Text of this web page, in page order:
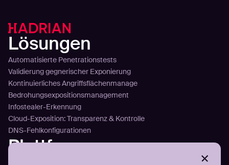
Lösungen
Automatisierte Penetrationstests
Validierung gegnerischer Exponierung
Kontinuierliches Angriffsflächenmanage
Bedrohungsexpositionsmanagement
Infostealer-Erkennung
Cloud-Exposition: Transparenz & Kontrolle
DNS-Fehlkonfigurationen
Plattform